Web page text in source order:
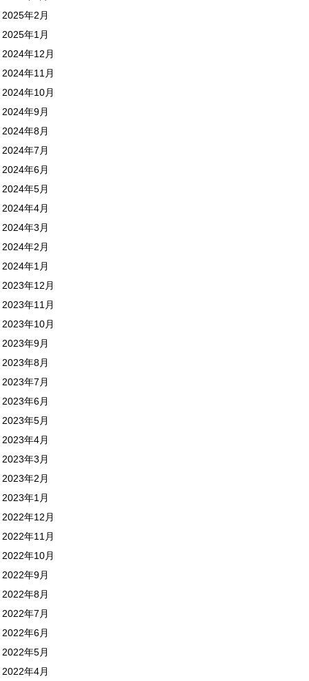
2025年2月
2025年1月
2024年12月
2024年11月
2024年10月
2024年9月
2024年8月
2024年7月
2024年6月
2024年5月
2024年4月
2024年3月
2024年2月
2024年1月
2023年12月
2023年11月
2023年10月
2023年9月
2023年8月
2023年7月
2023年6月
2023年5月
2023年4月
2023年3月
2023年2月
2023年1月
2022年12月
2022年11月
2022年10月
2022年9月
2022年8月
2022年7月
2022年6月
2022年5月
2022年4月